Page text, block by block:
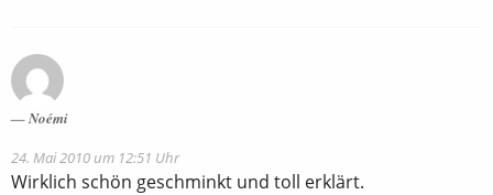
Noémi
24. Mai 2010 um 12:51 Uhr
Wirklich schön geschminkt und toll erklärt.